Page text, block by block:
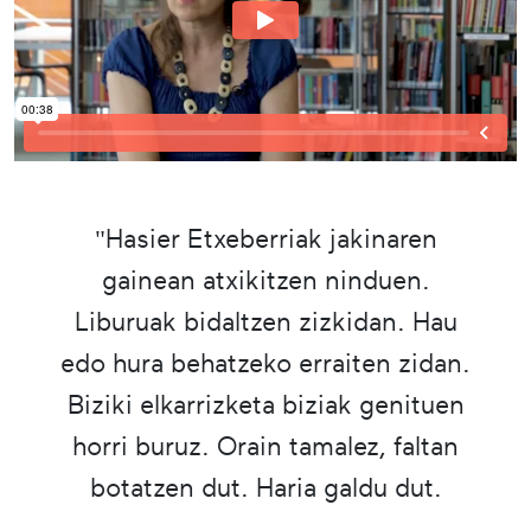
"Hasier Etxeberriak jakinaren
gainean atxikitzen ninduen.
Liburuak bidaltzen zizkidan. Hau
edo hura behatzeko erraiten zidan.
Biziki elkarrizketa biziak genituen
horri buruz. Orain tamalez, faltan
botatzen dut. Haria galdu dut.